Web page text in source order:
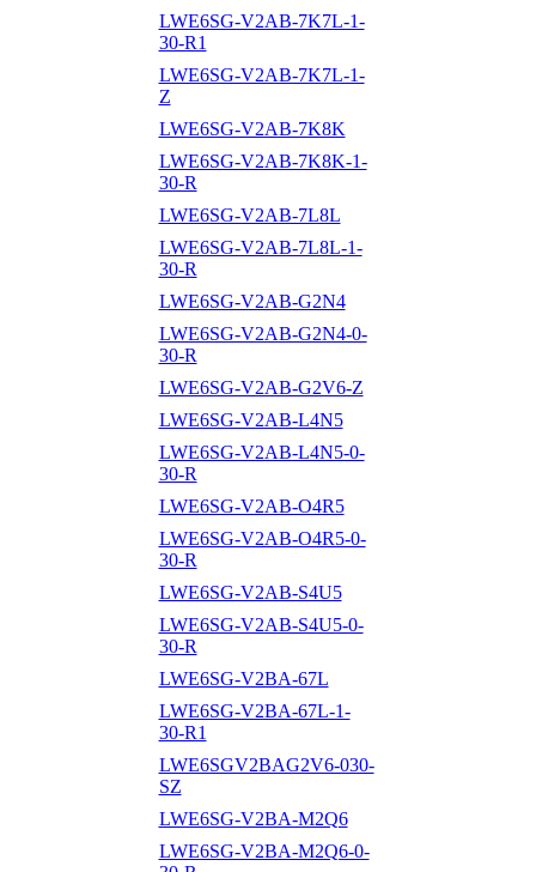
LWE6SG-V2AB-7K7L-1-
30-R1
LWE6SG-V2AB-7K7L-1-
Z
LWE6SG-V2AB-7K8K
LWE6SG-V2AB-7K8K-1-
30-R
LWE6SG-V2AB-7L8L
LWE6SG-V2AB-7L8L-1-
30-R
LWE6SG-V2AB-G2N4
LWE6SG-V2AB-G2N4-0-
30-R
LWE6SG-V2AB-G2V6-Z
LWE6SG-V2AB-L4N5
LWE6SG-V2AB-L4N5-0-
30-R
LWE6SG-V2AB-O4R5
LWE6SG-V2AB-O4R5-0-
30-R
LWE6SG-V2AB-S4U5
LWE6SG-V2AB-S4U5-0-
30-R
LWE6SG-V2BA-67L
LWE6SG-V2BA-67L-1-
30-R1
LWE6SGV2BAG2V6-030-
SZ
LWE6SG-V2BA-M2Q6
LWE6SG-V2BA-M2Q6-0-